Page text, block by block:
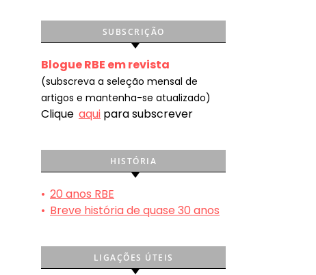
SUBSCRIÇÃO
Blogue RBE em revista
(subscreva a seleção mensal de
artigos e mantenha-se atualizado)
Clique aqui para subscrever
HISTÓRIA
• 20 anos RBE
• Breve história de quase 30 anos
LIGAÇÕES ÚTEIS